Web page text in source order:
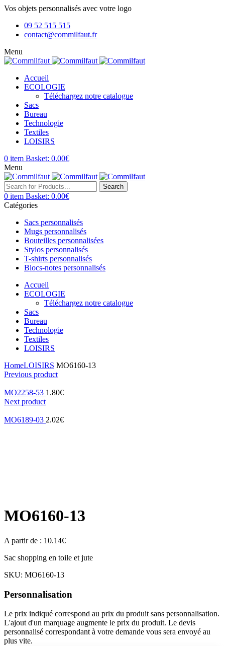
Vos objets personnalisés avec votre logo
09 52 515 515
contact@commilfaut.fr
Menu
Accueil
ECOLOGIE
Téléchargez notre catalogue
Sacs
Bureau
Technologie
Textiles
LOISIRS
0 item Basket: 0.00€
Menu
Search
0 item Basket: 0.00€
Catégories
Sacs personnalisés
Mugs personnalisés
Bouteilles personnalisées
Stylos personnalisés
T-shirts personnalisés
Blocs-notes personnalisés
Accueil
ECOLOGIE
Téléchargez notre catalogue
Sacs
Bureau
Technologie
Textiles
LOISIRS
HomeLOISIRS MO6160-13
Previous product
MO2258-53 1.80€
Next product
MO6189-03 2.02€
MO6160-13
A partir de : 10.14€
Sac shopping en toile et jute
SKU: MO6160-13
Personnalisation
Le prix indiqué correspond au prix du produit sans personnalisation.
L'ajout d'un marquage augmente le prix du produit. Le devis
personnalisé correspondant à votre demande vous sera envoyé au
plus vite.